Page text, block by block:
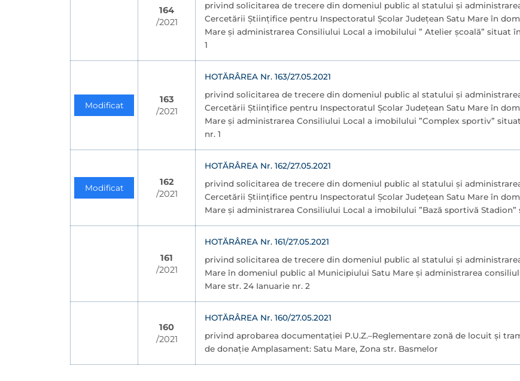
164
/2021
privind solicitarea de trecere din domeniul public al statului și
Cercetării Științifice pentru Inspectoratul Școlar Județean Satu Mare în
Mare și administrarea Consiliului Local a imobilului ” Atelier școală” situat
1
Modificat
163
/2021
HOTĂRÂREA Nr. 163/27.05.2021
privind solicitarea de trecere din domeniul public al statului și
Cercetării Științifice pentru Inspectoratul Școlar Județean Satu Mare în
Mare și administrarea Consiliului Local a imobilului ”Complex sportiv”
nr. 1
Modificat
162
/2021
HOTĂRÂREA Nr. 162/27.05.2021
privind solicitarea de trecere din domeniul public al statului și
Cercetării Științifice pentru Inspectoratul Școlar Județean Satu Mare în
Mare și administrarea Consiliului Local a imobilului ”Bază sportivă
161
/2021
HOTĂRÂREA Nr. 161/27.05.2021
privind solicitarea de trecere din domeniul public al statului și
Mare în domeniul public al Municipiului Satu Mare și administrarea
Mare str. 24 Ianuarie nr. 2
160
/2021
HOTĂRÂREA Nr. 160/27.05.2021
privind aprobarea documentaţiei P.U.Z.–Reglementare zonă de locuit și
de donație Amplasament: Satu Mare, Zona str. Basmelor